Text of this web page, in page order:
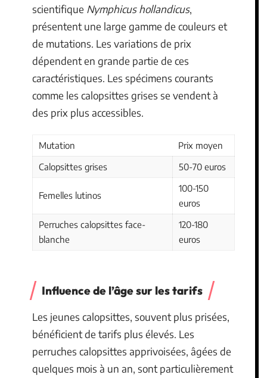
scientifique Nymphicus hollandicus,
présentent une large gamme de couleurs et
de mutations. Les variations de prix
dépendent en grande partie de ces
caractéristiques. Les spécimens courants
comme les calopsittes grises se vendent à
des prix plus accessibles.
Mutation
Prix moyen
Calopsittes grises
50-70 euros
Femelles lutinos
100-150
euros
Perruches calopsittes face-
blanche
120-180
euros
Influence de l’âge sur les tarifs
Les jeunes calopsittes, souvent plus prisées,
bénéficient de tarifs plus élevés. Les
perruches calopsittes apprivoisées, âgées de
quelques mois à un an, sont particulièrement